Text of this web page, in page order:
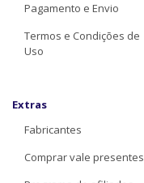
Pagamento e Envio
Termos e Condições de
Uso
Extras
Fabricantes
Comprar vale presentes